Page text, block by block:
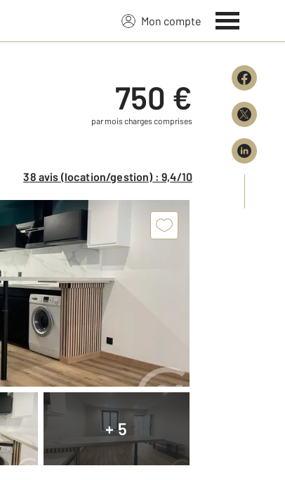
Mon compte
750 €
par mois charges comprises
38 avis (location/gestion) : 9,4/10
+ 5